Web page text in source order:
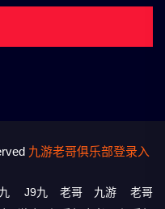
九游老哥俱乐部登录入
九
J9九
老哥
九游
老哥